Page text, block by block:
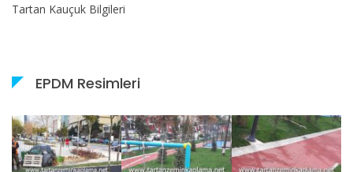
Tartan Kauçuk Bilgileri
EPDM Resimleri